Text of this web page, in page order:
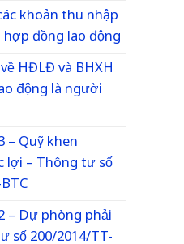
khoản thu nhập
đồng lao động
HĐLĐ và BHXH
động là người
– Quỹ khen
– Thông tư số
– Dự phòng phải
số 200/2014/TT-